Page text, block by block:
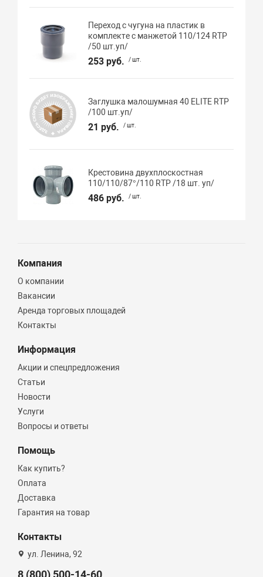
Переход с чугуна на пластик в
комплекте с манжетой 110/124 RTP
/50 шт.уп/
253 руб. / шт.
Заглушка малошумная 40 ELITE RTP
/100 шт.уп/
21 руб. / шт.
Крестовина двухплоскостная
110/110/87°/110 RTP /18 шт. уп/
486 руб. / шт.
Компания
О компании
Вакансии
Аренда торговых площадей
Контакты
Информация
Акции и спецпредложения
Статьи
Новости
Услуги
Вопросы и ответы
Помощь
Как купить?
Оплата
Доставка
Гарантия на товар
Контакты
ул. Ленина, 92
8 (800) 500-14-60